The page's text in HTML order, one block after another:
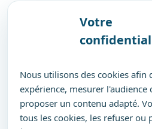
Votre
Nous utilisons des cookies afin
expérience, mesurer l'audience
proposer un contenu adapté.
tous les cookies, les refuser ou
votre secteur d’activité.
Contactez nos équipes
Consultez nos parcours